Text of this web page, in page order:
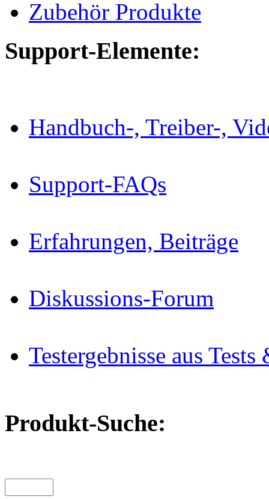
Zubehör Produkte
Support-Elemente:
Handbuch-, Treiber-,
Support-FAQs
Erfahrungen, Beiträge
Diskussions-Forum
Testergebnisse aus
Produkt-Suche: